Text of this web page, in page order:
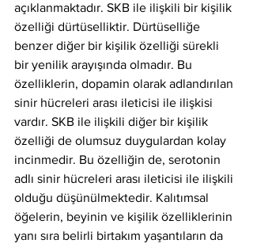
açıklanmaktadır. SKB ile ilişkili bir kişilik
özelliği dürtüselliktir. Dürtüselliğe
benzer diğer bir kişilik özelliği sürekli
bir yenilik arayışında olmadır. Bu
özelliklerin, dopamin olarak adlandırılan
sinir hücreleri arası ileticisi ile ilişkisi
vardır. SKB ile ilişkili diğer bir kişilik
özelliği de olumsuz duygulardan kolay
incinmedir. Bu özelliğin de, serotonin
adlı sinir hücreleri arası ileticisi ile ilişkili
olduğu düşünülmektedir. Kalıtımsal
öğelerin, beyinin ve kişilik özelliklerinin
yanı sıra belirli birtakım yaşantıların da